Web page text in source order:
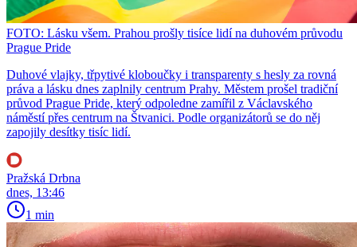
FOTO: Lásku všem. Prahou prošly tisíce lidí na duhovém průvodu
Prague Pride
Duhové vlajky, třpytivé kloboučky i transparenty s hesly za rovná
práva a lásku dnes zaplnily centrum Prahy. Městem prošel tradiční
průvod Prague Pride, který odpoledne zamířil z Václavského
náměstí přes centrum na Štvanici. Podle organizátorů se do něj
zapojily desítky tisíc lidí.
Pražská Drbna
dnes, 13:46
1 min